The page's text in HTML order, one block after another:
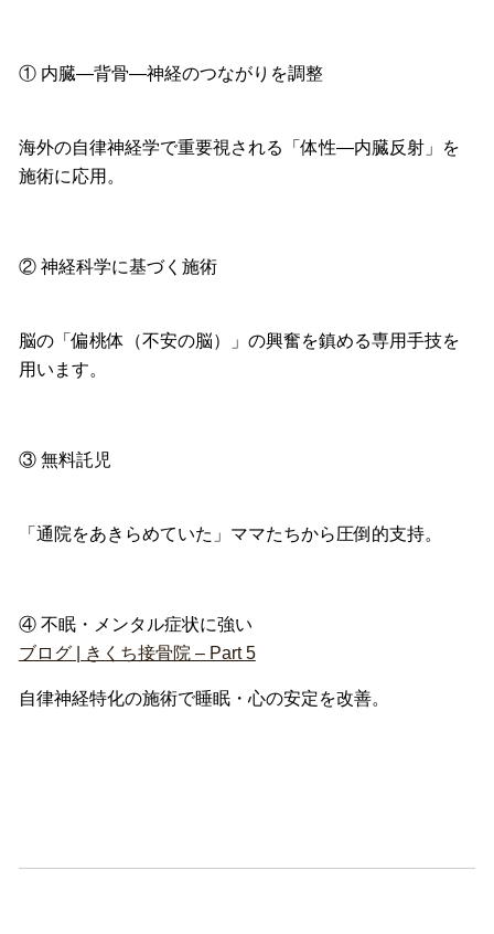
① 内臓—背骨—神経のつながりを調整
海外の自律神経学で重要視される「体性—内臓反射」
を
施術に応用。
② 神経科学に基づく施術
脳の「偏桃体（不安の脳）」の興奮を鎮める専用手技を
用います。
③ 無料託児
「通院をあきらめていた」ママたちから圧倒的支持。
④ 不眠・メンタル症状に強い
ブログ | きくち接骨院 – Part 5
自律神経特化の施術で睡眠・心の安定を改善。